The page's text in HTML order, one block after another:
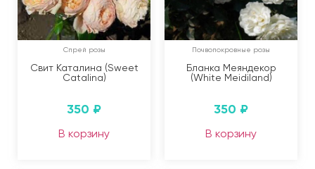
Спрей розы
Свит Каталина (Sweet
Catalina)
350 ₽
В корзину
Почвопокровные розы
Бланка Меяндекор
(White Meidiland)
350 ₽
В корзину